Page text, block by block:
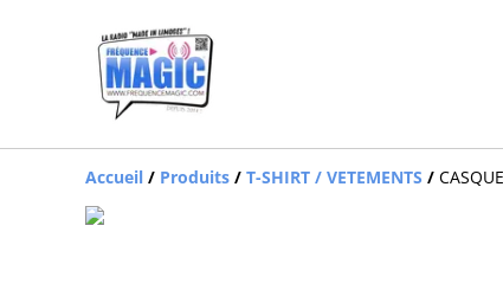
Accueil / Produits / T-SHIRT / VETEMENTS /